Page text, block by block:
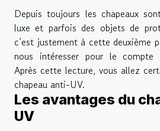
Depuis toujours les chapeaux
luxe et parfois des objets de
c’est justement à cette deuxième
nous intéresser pour le
Après cette lecture, vous allez
chapeau anti-UV.
Les avantages du
UV